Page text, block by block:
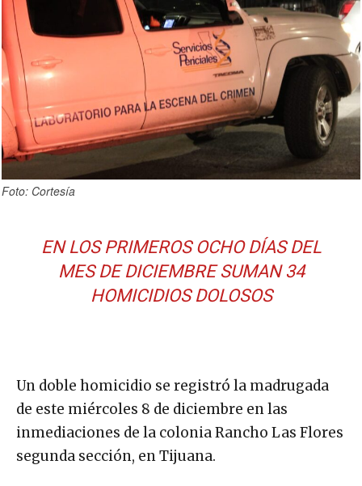
Foto: Cortesía
EN LOS PRIMEROS OCHO DÍAS DEL
MES DE DICIEMBRE SUMAN 34
HOMICIDIOS DOLOSOS
Un doble homicidio se registró la madrugada
de este miércoles 8 de diciembre en las
inmediaciones de la colonia Rancho Las Flores
segunda sección, en Tijuana.